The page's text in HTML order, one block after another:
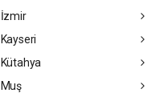
İzmir
Kayseri
Kütahya
Muş